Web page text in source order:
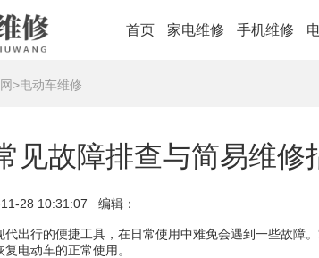
首页 家电维修 手机维修
>电动车维修
见故障排查与简易维修
28 10:31:07 编辑：
代出行的便捷工具，在日常使用中难免会遇到一些故障
电动车的正常使用。